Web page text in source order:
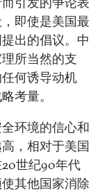
即使是美国最
出的倡议。中
所当然的支
何诱导动机
考量。
环境的信心和
，相对于美国
世纪90年代
其他国家消除